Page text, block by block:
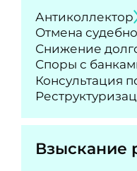
Антиколлектор
Отмена
Снижение
Споры с
Консультация
Взыскание